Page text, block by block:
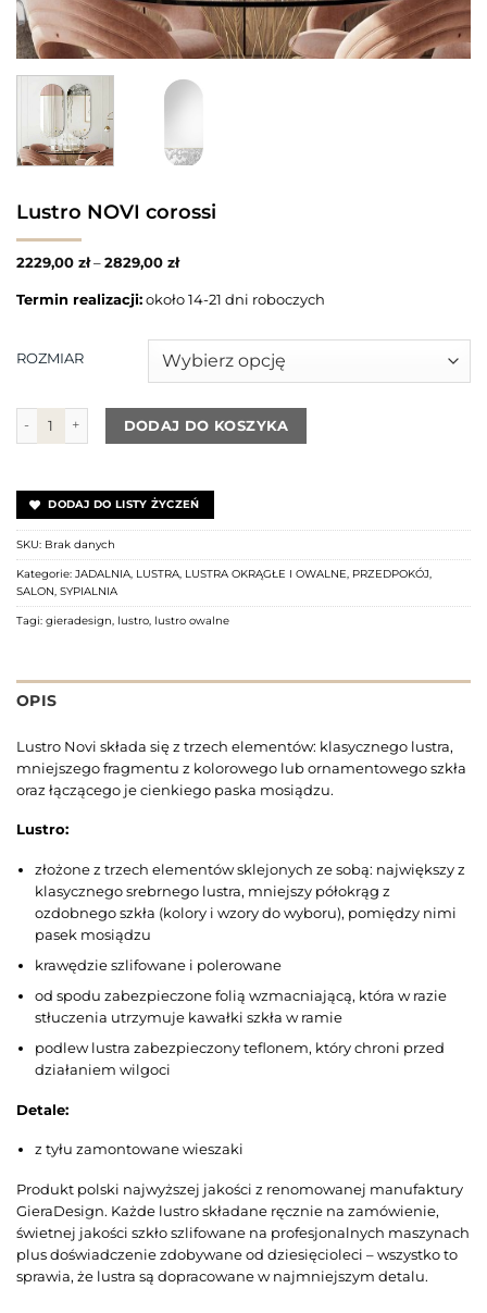
Lustro NOVI corossi
2229,00 zł–2829,00 zł
Termin realizacji:około 14-21 dni roboczych
ROZMIAR
ilość Lustro NOVI corossiDODAJ DO KOSZYKA
DODAJ DO LISTY ŻYCZEŃ
SKU: Brak danych
Kategorie: JADALNIA, LUSTRA, LUSTRA OKRĄGŁE I OWALNE, PRZEDPOKÓJ,
SALON, SYPIALNIA
Tagi: gieradesign, lustro, lustro owalne
OPIS
Lustro Novi składa się z trzech elementów: klasycznego lustra,
mniejszego fragmentu z kolorowego lub ornamentowego szkła
oraz łączącego je cienkiego paska mosiądzu.
Lustro:
złożone z trzech elementów sklejonych ze sobą: największy z
klasycznego srebrnego lustra, mniejszy półokrąg z
ozdobnego szkła (kolory i wzory do wyboru), pomiędzy nimi
pasek mosiądzu
krawędzie szlifowane i polerowane
od spodu zabezpieczone folią wzmacniającą, która w razie
stłuczenia utrzymuje kawałki szkła w ramie
podlew lustra zabezpieczony teflonem, który chroni przed
działaniem wilgoci
Detale:
z tyłu zamontowane wieszaki
Produkt polski najwyższej jakości z renomowanej manufaktury
GieraDesign. Każde lustro składane ręcznie na zamówienie,
świetnej jakości szkło szlifowane na profesjonalnych maszynach
plus doświadczenie zdobywane od dziesięcioleci – wszystko to
sprawia, że lustra są dopracowane w najmniejszym detalu.